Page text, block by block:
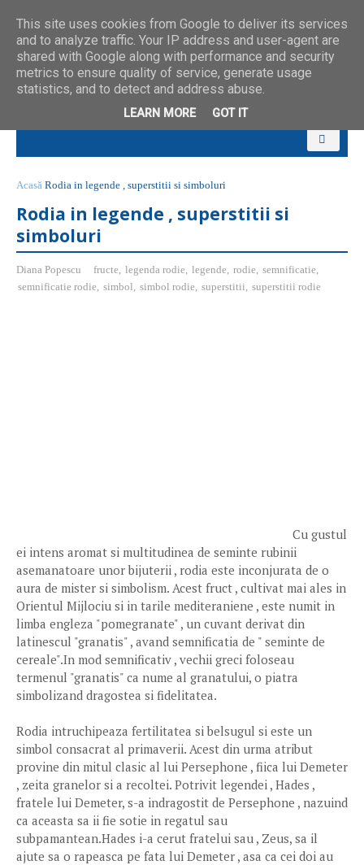
Acasă Rodia in legende , superstitii si simboluri
Rodia in legende , superstitii si
simboluri
Diana Popescu fructe, legenda rodie, legende, rodie, semnificatie,
semnificatie rodie, simbol, simbol rodie, superstitii, superstitii rodie
Cu gustul
ei intens aromat si multitudinea de seminte rubinii
asemanatoare unor bijuterii , rodia este inconjurata de o
aura de mister si simbolism. Acest fruct , cultivat mai ales in
Orientul Mijlociu si in tarile mediteraniene , este numit in
limba engleza "pomegranate" , un cuvant derivat din
latinescul "granatis" , avand semnificatia de " seminte de
cereale".In mod semnificativ , vechii greci foloseau
termenul "granatis" ca nume al granatului, o piatra
simbolizand dragostea si fidelitatea.
Rodia intruchipeaza fertilitatea si belsugul si este un
simbol consacrat al primaverii. Acest din urma atribut
provine din mitul clasic al lui Persephone , fiica lui Demeter
, zeita granelor si a recoltei. Potrivit legendei , Hades ,
fratele lui Demeter, s-a indragostit de Persephone , nazuind
ca aceasta sa ii fie sotie in regatul sau
subpamantean.Hades i-a cerut fratelui sau , Zeus, sa il
ajute sa o rapeasca pe fata lui Demeter , asa ca cei doi au
This site uses cookies from Google to deliver its services
and to analyze traffic. Your IP address and user-agent are
shared with Google along with performance and security
metrics to ensure quality of service, generate usage
statistics, and to detect and address abuse.
LEARN MORE GOT IT